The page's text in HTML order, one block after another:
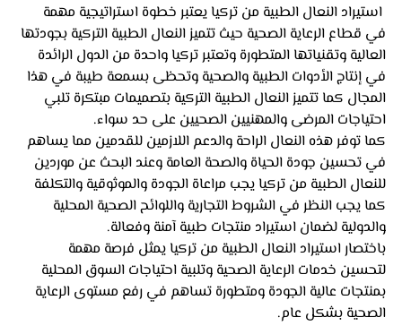
استيراد النعال الطبية من تركيا يعتبر خطوة استراتيجية مهمة
في قطاع الرعاية الصحية حيث تتميز النعال الطبية التركية بجودتها
العالية وتقنياتها المتطورة وتعتبر تركيا واحدة من الدول الرائدة
في إنتاج الأدوات الطبية والصحية وتحظى بسمعة طيبة في هذا
المجال كما تتميز النعال الطبية التركية بتصميمات مبتكرة تلبي
احتياجات المرضى والمهنيين الصحيين على حد سواء.
كما توفر هذه النعال الراحة والدعم اللازمين للقدمين مما يساهم
في تحسين جودة الحياة والصحة العامة وعند البحث عن موردين
للنعال الطبية من تركيا يجب مراعاة الجودة والموثوقية والتكلفة
كما يجب النظر في الشروط التجارية واللوائح الصحية المحلية
والدولية لضمان استيراد منتجات طبية آمنة وفعالة.
باختصار استيراد النعال الطبية من تركيا يمثل فرصة مهمة
لتحسين خدمات الرعاية الصحية وتلبية احتياجات السوق المحلية
بمنتجات عالية الجودة ومتطورة تساهم في رفع مستوى الرعاية
الصحية بشكل عام.